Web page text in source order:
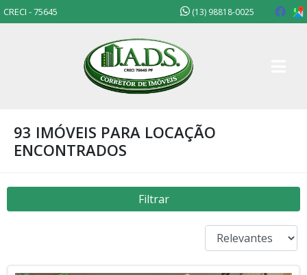
CRECI - 75645 (13) 98818-0025
93 IMÓVEIS PARA LOCAÇÃO
ENCONTRADOS
Filtrar